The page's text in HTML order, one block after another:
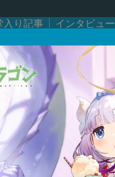
入り記事 インタビュー